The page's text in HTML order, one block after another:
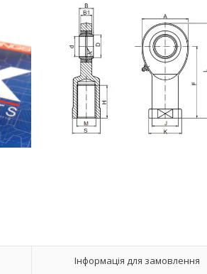
Інформація для замовлення